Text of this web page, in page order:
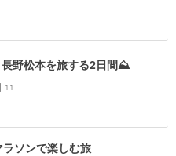
野松本を旅する2日間⛰
11
ラソンで楽しむ旅